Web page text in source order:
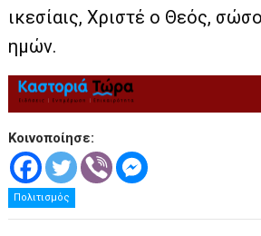
ικεσίαις, Χριστέ ο Θεός,
ημών.
Κοινοποίησε:
Πολιτισμός